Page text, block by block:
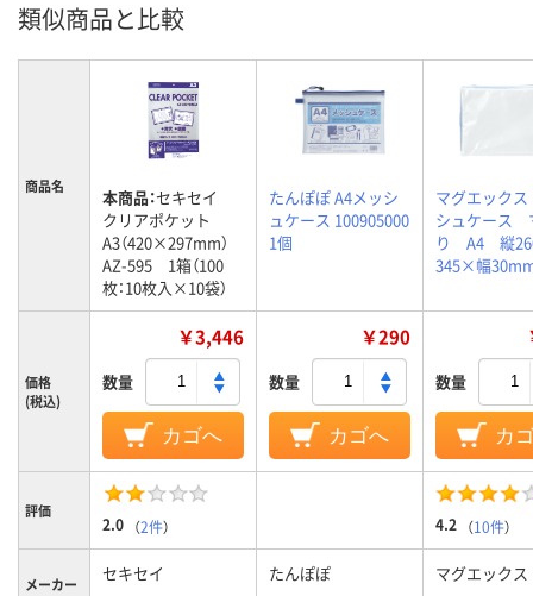
類似商品と比較
商品名 本商品：セキセイ
クリアポケット
A3（420×297mm）
AZ-595 1箱（100
枚：10枚入×10袋）
たんぽぽ A4メッシ
ュケース 100905000
1個
マグエック
シュケース
り A4 縦
345×幅
価格
(税込)
￥3,446
数量
カゴへ
￥290
数量
カゴへ
数量
カ
評価
2.0 （2件） 4.2 （10件）
メーカー セキセイ たんぽぽ マグエックス